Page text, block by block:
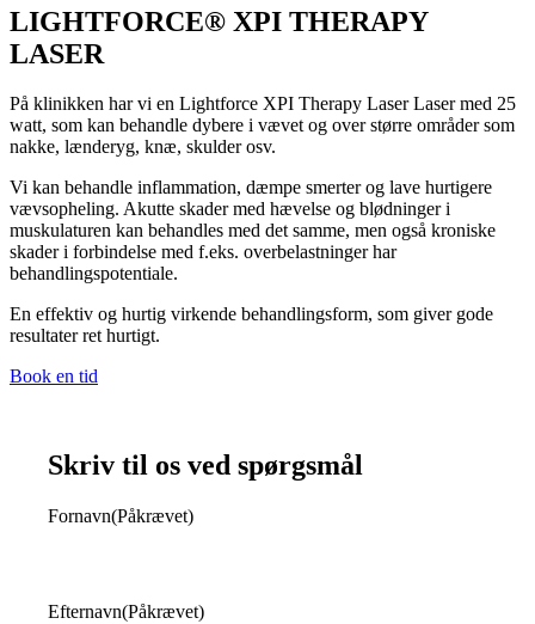
LIGHTFORCE® XPI THERAPY
LASER
På klinikken har vi en Lightforce XPI Therapy Laser Laser med 25
watt, som kan behandle dybere i vævet og over større områder som
nakke, lænderyg, knæ, skulder osv.
Vi kan behandle inflammation, dæmpe smerter og lave hurtigere
vævsopheling. Akutte skader med hævelse og blødninger i
muskulaturen kan behandles med det samme, men også kroniske
skader i forbindelse med f.eks. overbelastninger har
behandlingspotentiale.
En effektiv og hurtig virkende behandlingsform, som giver gode
resultater ret hurtigt.
Book en tid
Skriv til os ved spørgsmål
Fornavn(Påkrævet)
Efternavn(Påkrævet)